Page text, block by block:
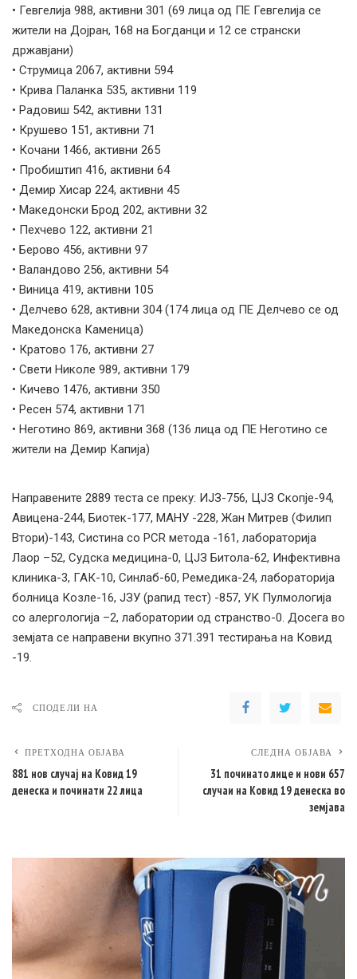
• Гевгелија 988, активни 301 (69 лица од ПЕ Гевгелија се
жители на Дојран, 168 на Богданци и 12 се странски
државјани)
• Струмица 2067, активни 594
• Крива Паланка 535, активни 119
• Радовиш 542, активни 131
• Крушево 151, активни 71
• Кочани 1466, активни 265
• Пробиштип 416, активни 64
• Демир Хисар 224, активни 45
• Македонски Брод 202, активни 32
• Пехчево 122, активни 21
• Берово 456, активни 97
• Валандово 256, активни 54
• Виница 419, активни 105
• Делчево 628, активни 304 (174 лица од ПЕ Делчево се од
Македонска Каменица)
• Кратово 176, активни 27
• Свети Николе 989, активни 179
• Кичево 1476, активни 350
• Ресен 574, активни 171
• Неготино 869, активни 368 (136 лица од ПЕ Неготино се
жители на Демир Капија)
Направените 2889 теста се преку: ИЈЗ-756, ЦЈЗ Скопје-94,
Авицена-244, Биотек-177, МАНУ -228, Жан Митрев (Филип
Втори)-143, Систина со PCR метода -161, лабораторија
Лаор –52, Судска медицина-0, ЦЈЗ Битола-62, Инфективна
клиника-3, ГАК-10, Синлаб-60, Ремедика-24, лабораторија
болница Козле-16, ЈЗУ (рапид тест) -857, УК Пулмологија
со алергологија –2, лаборатории од странство-0. Досега во
земјата се направени вкупно 371.391 тестирања на Ковид
-19.
СПОДЕЛИ НА
ПРЕТХОДНА ОБЈАВА
881 нов случај на Ковид 19
денеска и починати 22 лица
СЛЕДНА ОБЈАВА
31 починато лице и нови 657
случаи на Ковид 19 денеска во
земјава